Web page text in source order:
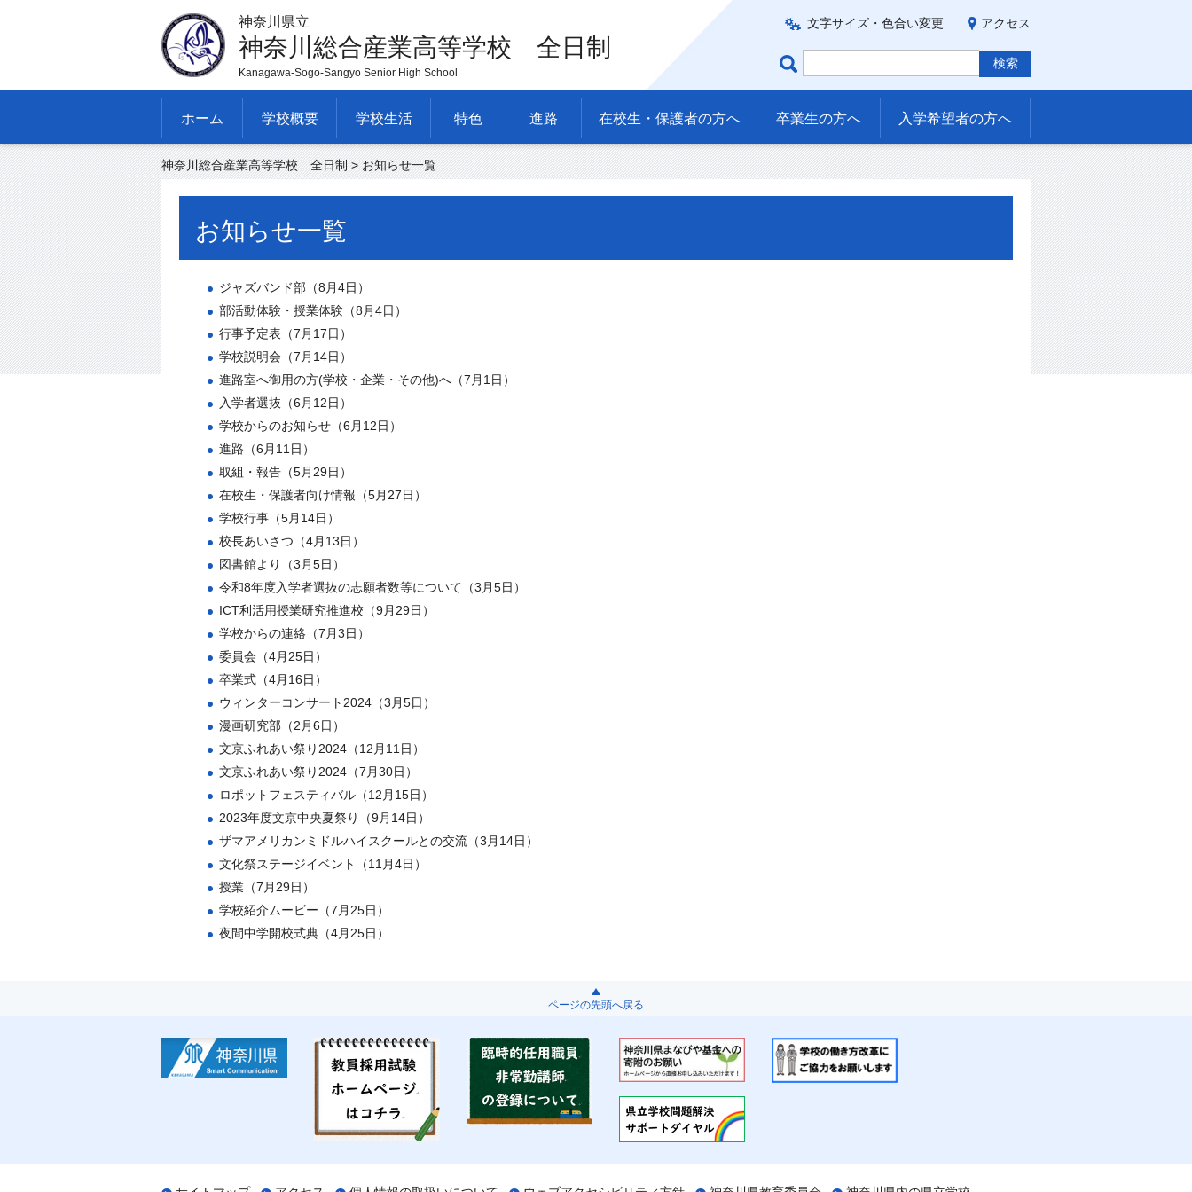
神奈川県立
神奈川総合産業高等学校 全日制
Kanagawa-Sogo-Sangyo Senior High School
文字サイズ・色合い変更 アクセス
ホーム 学校概要 学校生活 特色 進路 在校生・保護者の方へ 卒業生の方へ 入学希望者の方へ
神奈川総合産業高等学校 全日制> お知らせ一覧
お知らせ一覧
ジャズバンド部（8月4日）
部活動体験・授業体験（8月4日）
行事予定表（7月17日）
学校説明会（7月14日）
進路室へ御用の方(学校・企業・その他)へ（7月1日）
入学者選抜（6月12日）
学校からのお知らせ（6月12日）
進路（6月11日）
取組・報告（5月29日）
在校生・保護者向け情報（5月27日）
学校行事（5月14日）
校長あいさつ（4月13日）
図書館より（3月5日）
令和8年度入学者選抜の志願者数等について（3月5日）
ICT利活用授業研究推進校（9月29日）
学校からの連絡（7月3日）
委員会（4月25日）
卒業式（4月16日）
ウィンターコンサート2024（3月5日）
漫画研究部（2月6日）
文京ふれあい祭り2024（12月11日）
文京ふれあい祭り2024（7月30日）
ロポットフェスティバル（12月15日）
2023年度文京中央夏祭り（9月14日）
ザマアメリカンミドルハイスクールとの交流（3月14日）
文化祭ステージイベント（11月4日）
授業（7月29日）
学校紹介ムービー（7月25日）
夜間中学開校式典（4月25日）
ページの先頭へ戻る